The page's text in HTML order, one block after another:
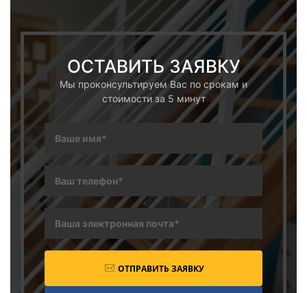
ОСТАВИТЬ ЗАЯВКУ
Мы проконсультируем Вас по срокам и
стоимости за 5 минут
ОТПРАВИТЬ ЗАЯВКУ